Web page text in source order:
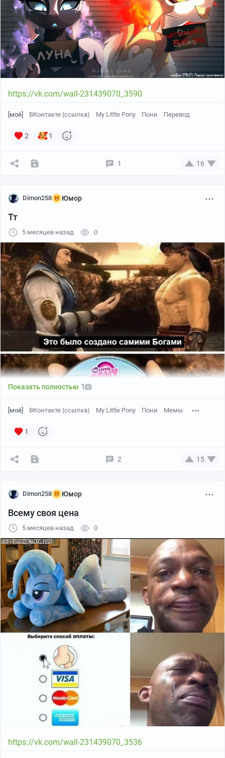
https://vk.com/wall-231439070_3615
https://vk.com/wall-231439070_3590
[моё] ВКонтакте (ссылка) My Little Pony Пони Перевод
2 1
1 16
Dimon258 Юмор
Тт
5 месяцев назад 0
Показать полностью 1
[моё] ВКонтакте (ссылка) My Little Pony Пони Мемы
1
2 15
Dimon258 Юмор
Всему своя цена
5 месяцев назад 0
https://vk.com/wall-231439070_3536